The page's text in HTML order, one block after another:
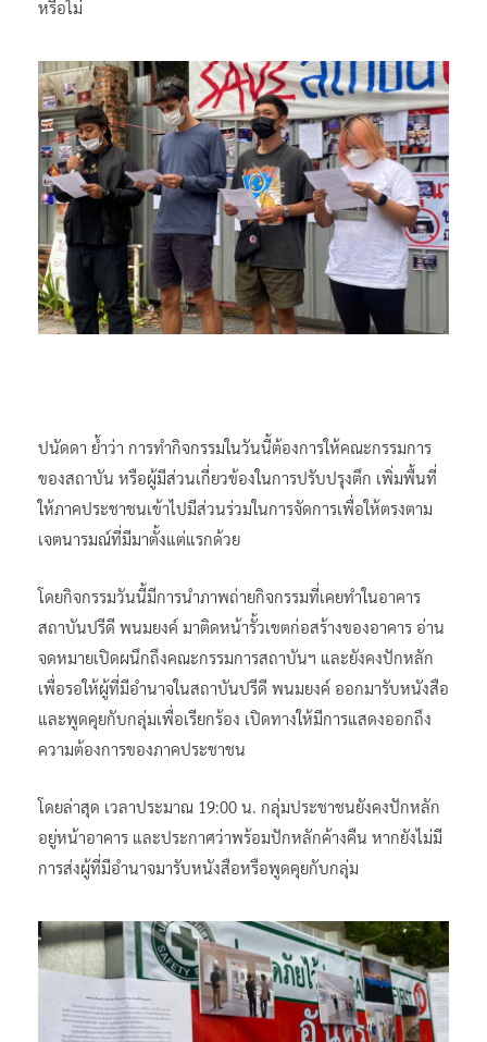
หรือไม่
ปนัดดา ย้ำว่า การทำกิจกรรมในวันนี้ต้องการให้คณะกรรมการ
ของสถาบัน หรือผู้มีส่วนเกี่ยวข้องในการปรับปรุงตึก เพิ่มพื้นที่
ให้ภาคประชาชนเข้าไปมีส่วนร่วมในการจัดการเพื่อให้ตรงตาม
เจตนารมณ์ที่มีมาตั้งแต่แรกด้วย
โดยกิจกรรมวันนี้มีการนำภาพถ่ายกิจกรรมที่เคยทำในอาคาร
สถาบันปรีดี พนมยงค์ มาติดหน้ารั้วเขตก่อสร้างของอาคาร อ่าน
จดหมายเปิดผนึกถึงคณะกรรมการสถาบันฯ และยังคงปักหลัก
เพื่อรอให้ผู้ที่มีอำนาจในสถาบันปรีดี พนมยงค์ ออกมารับหนังสือ
และพูดคุยกับกลุ่มเพื่อเรียกร้อง เปิดทางให้มีการแสดงออกถึง
ความต้องการของภาคประชาชน
โดยล่าสุด เวลาประมาณ 19:00 น. กลุ่มประชาชนยังคงปักหลัก
อยู่หน้าอาคาร และประกาศว่าพร้อมปักหลักค้างคืน หากยังไม่มี
การส่งผู้ที่มีอำนาจมารับหนังสือหรือพูดคุยกับกลุ่ม